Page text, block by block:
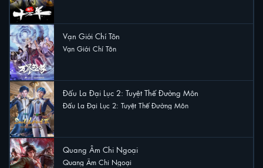
Vạn Giới Chí Tôn
Vạn Giới Chí Tôn
Đấu La Đại Lục 2: Tuyệt Thế Đường Môn
Đấu La Đại Lục 2: Tuyệt Thế Đường Môn
Quang Âm Chi Ngoại
Quang Âm Chi Ngoại